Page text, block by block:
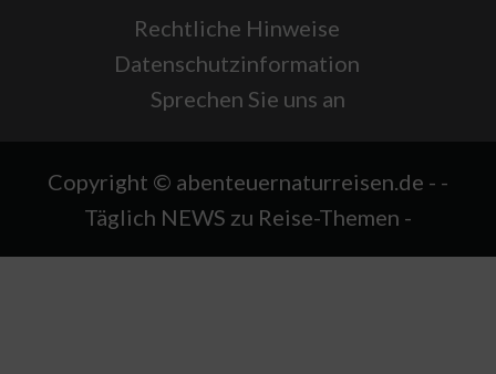
Rechtliche Hinweise
Datenschutzinformation
Sprechen Sie uns an
Copyright © abenteuernaturreisen.de - -
Täglich NEWS zu Reise-Themen -